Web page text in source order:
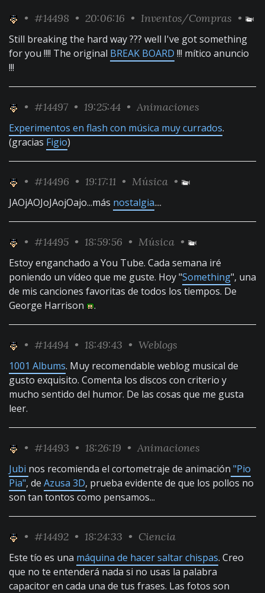
• #14498 • 20:06:16 • Inventos/Compras •
Still breaking the hard way ??? well I've got something
for you !!!! The original BREAK BOARD !!! mítico anuncio
!!!
• #14497 • 19:25:44 • Animaciones
Experimentos en flash con música muy currados.
(gracias Figio)
• #14496 • 19:17:11 • Música •
JAOjAOJoJAojOajo...más nostalgia....
• #14495 • 18:59:56 • Música •
Estoy enganchado a You Tube. Cada semana iré
poniendo un vídeo que me guste. Hoy "Something", una
de mis canciones favoritas de todos los tiempos. De
George Harrison
.
• #14494 • 18:49:43 • Weblogs
1001 Albums. Muy recomendable weblog musical de
gusto exquisito. Comenta los discos con criterio y
mucho sentido del humor. De las cosas que me gusta
leer.
• #14493 • 18:26:19 • Animaciones
Jubi nos recomienda el cortometraje de animación "Pio
Pia", de Azusa 3D, prueba evidente de que los pollos no
son tan tontos como pensamos...
• #14492 • 18:24:33 • Ciencia
Este tío es una máquina de hacer saltar chispas. Creo
que no te entenderá nada si no usas la palabra
capacitor en cada una de tus frases. Las fotos son